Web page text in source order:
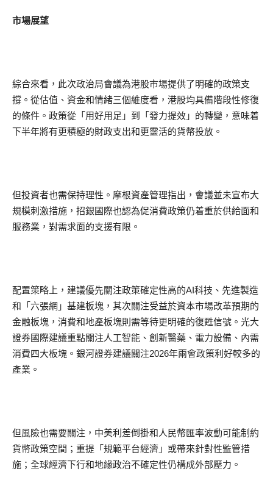
市場展望
綜合來看，此次政治局會議為港股市場提供了明確的政策支
撐。從估值、資金和情緒三個維度看，港股均具備階段性修復
的條件。政策從「用好用足」到「發力提效」的轉變，意味着
下半年將有更積極的財政支出和更靈活的貨幣投放。
但投資者也需保持理性。摩根資產管理指出，會議並未宣布大
規模刺激措施，招銀國際也認為促消費政策仍着重於供給面和
服務業，對需求面的支援有限。
配置策略上，建議優先關注政策確定性高的AI科技、先進製造
和「六張網」基建板塊，其次關注受益於資本市場改革預期的
金融板塊，消費和地產板塊則需等待更明確的復甦信號。光大
證券國際建議重點關注人工智能、創新醫藥、電力設備、內需
消費四大板塊。銀河證券建議關注2026年兩會政策利好較多的
產業。
但風險也需要關注，中美利差倒掛和人民幣匯率波動可能制約
貨幣政策空間；重提「規範平台經濟」或帶來針對性監管措
施；全球經濟下行和地緣政治不確定性仍構成外部壓力。